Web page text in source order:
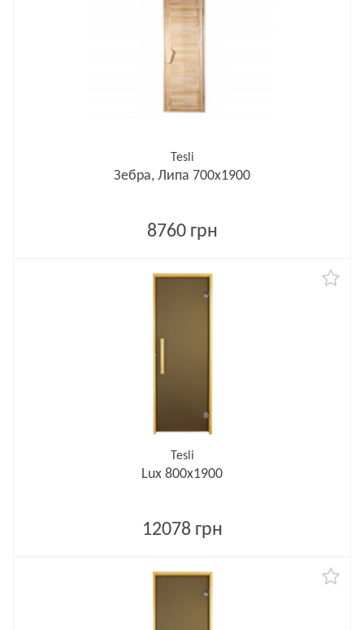
Tesli
Зебра, Липа 700х1900
8760 грн
Tesli
Lux 800х1900
12078 грн